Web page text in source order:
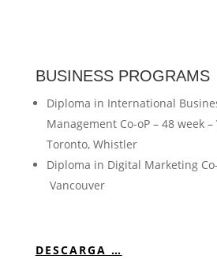
BUSINESS PROGRAMS
Diploma in International
Management Co-oP – 48 week –
Toronto, Whistler
Diploma in Digital Marketing
Vancouver
DESCARGA …